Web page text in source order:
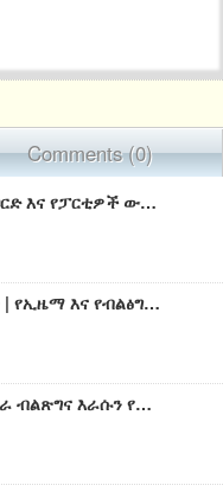
Comments (0)
ESAT Eletawi ምርጫ ቦርድ እና የፓርቲዎች ውዝግብ Wed 04 Sep 2019
ቀጣዩ የፓርቲዎች ትንቅንቅ | የኢዜማ እና የብልፅግና ጥል እና ውዝግብ የሚጠቅመው ለአክራሪ ብሔርተኞች ነው
“የኦሮሞ ብልጽግና ፤ የአማራ ብልጽግና እራሱን የቻለ አይደለም ብልጽግና አንድ ነው” - አቶ ታዬ ደንደአ የኦሮሚያ ብልፅግና ፓርቲ ህዝብ ግንኙነት ሀላፊ